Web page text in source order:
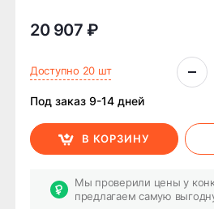
20 907 ₽
Доступно 20 шт
Под заказ 9-14 дней
В КОРЗИНУ
Мы проверили цены у
предлагаем самую